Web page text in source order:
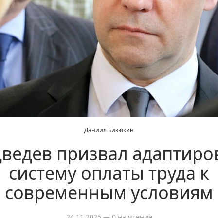
Даниил Бизюкин
призвал
систему оплаты труда к
современным условиям